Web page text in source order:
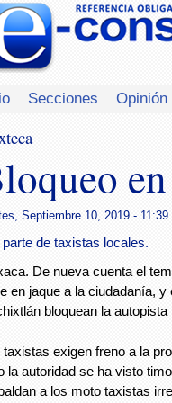
Secciones Opinión
Septiembre 10, 2019 - 11:39
parte de taxistas locales.
De nueva cuenta el
en jaque a la ciudadanía,
bloquean la
taxistas exigen freno a la
la autoridad se ha visto
a los moto taxistas